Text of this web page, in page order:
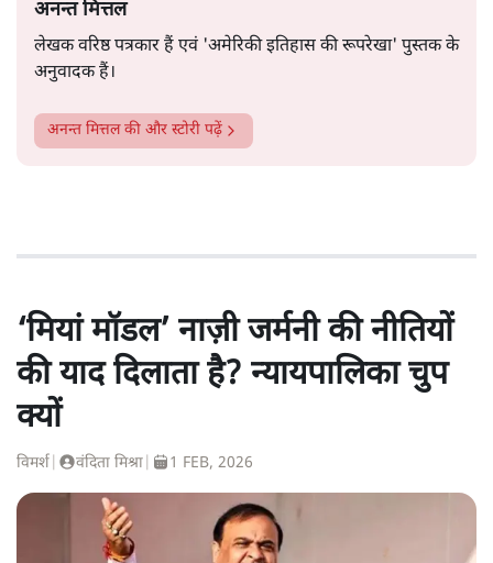
अनन्त मित्तल
लेखक वरिष्ठ पत्रकार हैं एवं 'अमेरिकी इतिहास की रूपरेखा' पुस्तक के
अनुवादक हैं।
अनन्त मित्तलकी और स्टोरी पढ़ें
‘मियां मॉडल’ नाज़ी जर्मनी की नीतियों
की याद दिलाता है? न्यायपालिका चुप
क्यों
विमर्श वंदिता मिश्रा 1 FEB, 2026